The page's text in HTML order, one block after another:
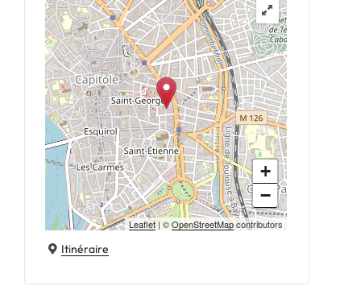
+
−
Leaflet| ©OpenStreetMapcontributors
Itinéraire